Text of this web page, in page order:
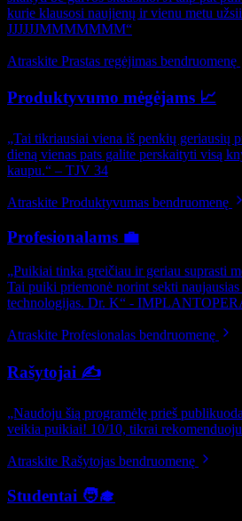
kurie klausosi naujienų ir vienu metu
JJJJJJMMMMMMM“
Atraskite Prastas regėjimas bendruomenę
Produktyvumo mėgėjams 📈
„Tai tikriausiai viena iš penkių geriausių
dieną vienas pats galite perskaityti visą
kaupu.“ – TJV 34
Atraskite Produktyvumas bendruomenę
Profesionalams 💼
„Puikiai tinka greičiau ir geriau suprasti
Tai puiki priemonė norint sekti
technologijas. Dr. K“ -
Atraskite Profesionalas bendruomenę
Rašytojai ✍️
„Naudoju šią programėlę prieš
veikia puikiai! 10/10, tikrai
Atraskite Rašytojas bendruomenę
Studentai 🧑‍🎓